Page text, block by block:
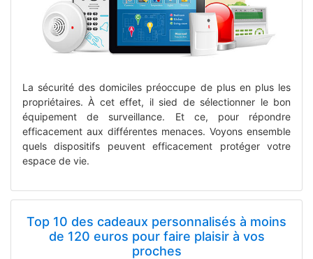
La sécurité des domiciles préoccupe de plus en plus les
propriétaires. À cet effet, il sied de sélectionner le bon
équipement de surveillance. Et ce, pour répondre
efficacement aux différentes menaces. Voyons ensemble
quels dispositifs peuvent efficacement protéger votre
espace de vie.
Top 10 des cadeaux personnalisés à moins
de 120 euros pour faire plaisir à vos
proches